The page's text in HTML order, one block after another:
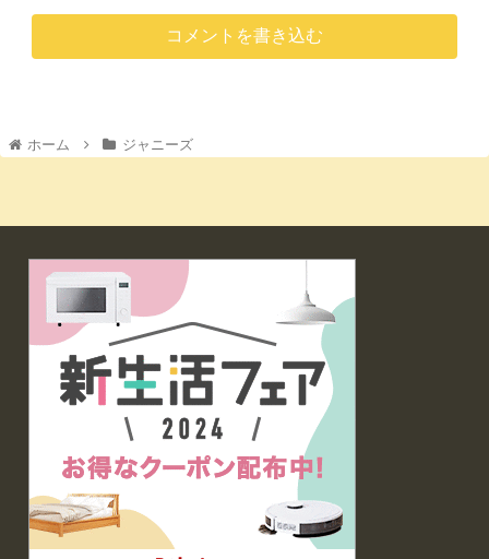
コメントを書き込む
ホーム ジャニーズ